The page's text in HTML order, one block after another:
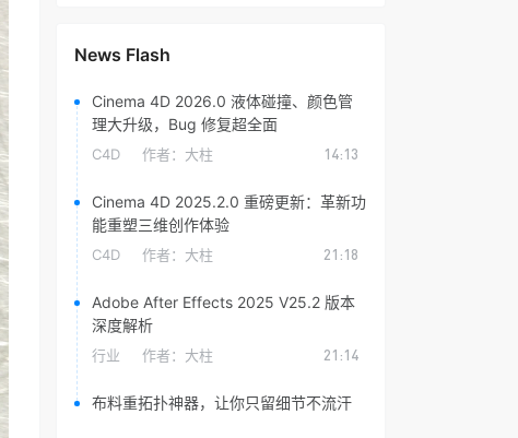
News Flash
Cinema 4D 2026.0 液体碰撞、颜色管
理大升级，Bug 修复超全面
C4D 作者： 大柱 14:13
Cinema 4D 2025.2.0 重磅更新：革新功
能重塑三维创作体验
C4D 作者： 大柱 21:18
Adobe After Effects 2025 V25.2 版本
深度解析
行业 作者： 大柱 21:14
布料重拓扑神器，让你只留细节不流汗